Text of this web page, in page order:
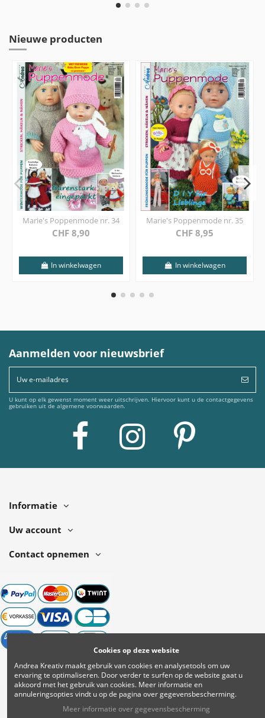
Nieuwe producten
Marie's Poppenmode nr. 34
CHF 8,90
In winkelwagen
Marie's Poppenmode nr. 35
CHF 8,95
In winkelwagen
Aanmelden voor nieuwsbrief
U kunt op elk gewenst moment weer uitschrijven. Hiervoor kunt u de contactgegevens
gebruiken uit de algemene voorwaarden.
Informatie
Uw account
Contact opnemen
Cookies op deze website
Andrea Kreativ maakt gebruik van cookies en analysetools om uw
ervaring te optimaliseren. Door verder te surfen op de website gaat u
akkoord met het gebruik van cookies. Meer informatie en
annuleringsopties vindt u op de pagina over gegevensbescherming.
Meer informatie over gegevensbescherming